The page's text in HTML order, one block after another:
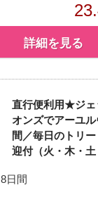
詳細を見る
直行便利用★ジェ
オンズでアーユ
間／毎日のトリ
迎付（火・木・土
8日間